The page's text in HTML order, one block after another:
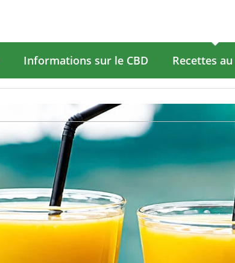
Informations sur le CBD Recettes au